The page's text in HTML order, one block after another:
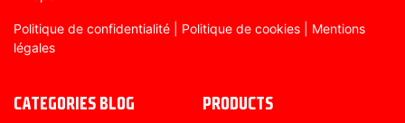
Politique de confidentialité Politique de cookies
Mentions
légales
CATEGORIES BLOG PRODUCTS